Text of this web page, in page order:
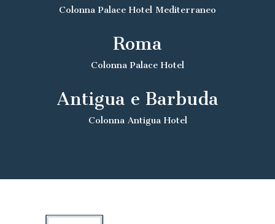
Colonna Palace Hotel Mediterraneo
Roma
Colonna Palace Hotel
Antigua e Barbuda
Colonna Antigua Hotel